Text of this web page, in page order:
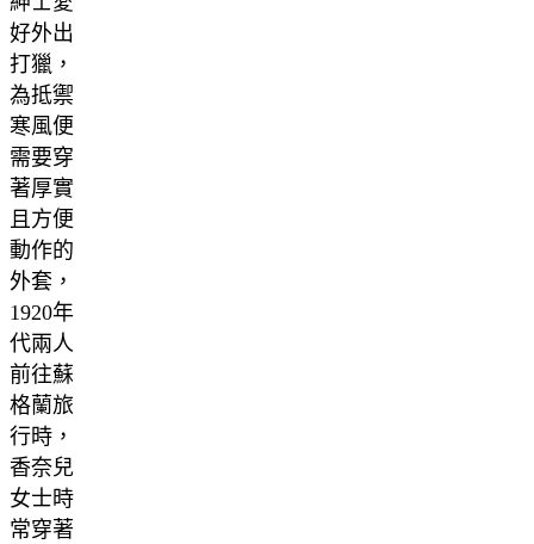
好外出
打獵，
為抵禦
寒風便
需要穿
著厚實
且方便
動作的
外套，
1920年
代兩人
前往蘇
格蘭旅
行時，
香奈兒
女士時
常穿著